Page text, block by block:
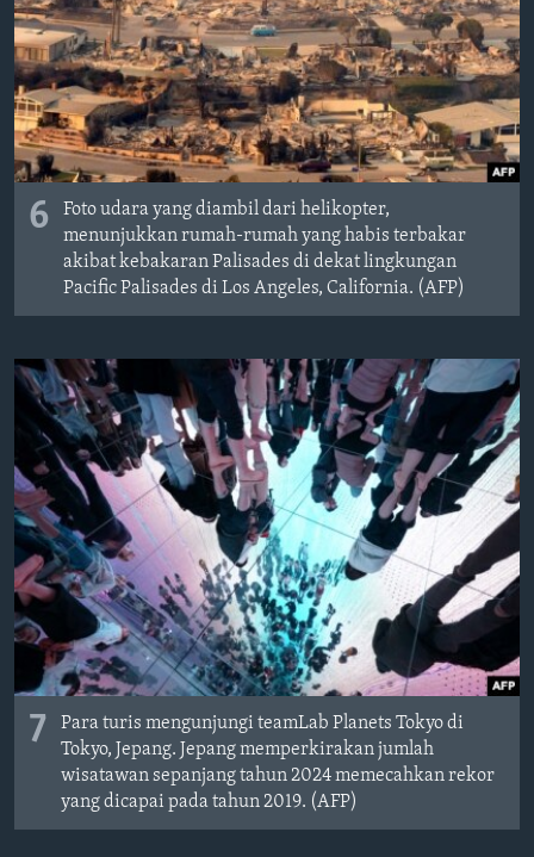
6
Foto udara yang diambil dari helikopter,
menunjukkan rumah-rumah yang habis terbakar
akibat kebakaran Palisades di dekat lingkungan
Pacific Palisades di Los Angeles, California. (AFP)
7
Para turis mengunjungi teamLab Planets Tokyo di
Tokyo, Jepang. Jepang memperkirakan jumlah
wisatawan sepanjang tahun 2024 memecahkan rekor
yang dicapai pada tahun 2019. (AFP)